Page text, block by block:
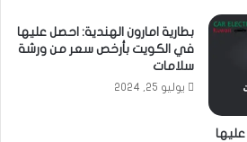
بطارية امارون الهندية: احصل عليها
في الكويت بأرخص سعر من ورشة
سلامات
يوليو 25, 2024